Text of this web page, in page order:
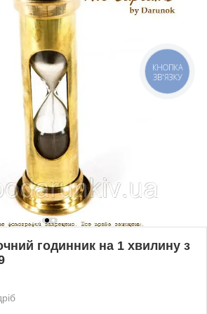
годинник на 1 хвилину з
КНОПКА
ЗВ'ЯЗКУ